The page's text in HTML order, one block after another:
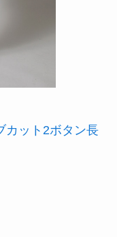
カット2ボタン長